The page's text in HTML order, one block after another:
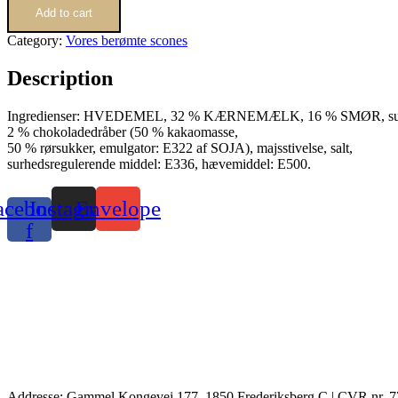
quantityAdd to cart
Category: Vores berømte scones
Description
Ingredienser: HVEDEMEL, 32 % KÆRNEMÆLK, 16 % SMØR,
2 % chokoladedråber (50 % kakaomasse,
50 % rørsukker, emulgator: E322 af SOJA), majsstivelse, salt,
surhedsregulerende middel: E336, hævemiddel: E500.
f
InstagramEnvelope